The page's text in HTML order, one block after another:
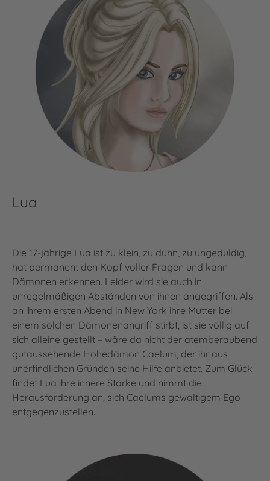
Lua
Die 17-jährige Lua ist zu klein, zu dünn, zu ungeduldig,
hat permanent den Kopf voller Fragen und kann
Dämonen erkennen. Leider wird sie auch in
unregelmäßigen Abständen von ihnen angegriffen. Als
an ihrem ersten Abend in New York ihre Mutter bei
einem solchen Dämonenangriff stirbt, ist sie völlig auf
sich alleine gestellt – wäre da nicht der atemberaubend
gutaussehende Hohedämon Caelum, der ihr aus
unerfindlichen Gründen seine Hilfe anbietet. Zum Glück
findet Lua ihre innere Stärke und nimmt die
Herausforderung an, sich Caelums gewaltigem Ego
entgegenzustellen.